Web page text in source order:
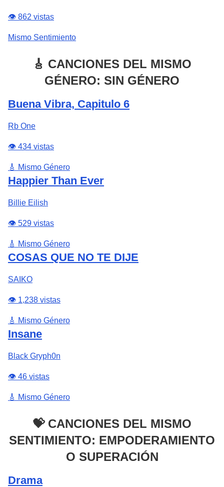
👁️ 862 vistas
Mismo Sentimiento
🎸 CANCIONES DEL MISMO
GÉNERO: SIN GÉNERO
Buena Vibra, Capitulo 6
Rb One
👁️ 434 vistas
🎸 Mismo Género
Happier Than Ever
Billie Eilish
👁️ 529 vistas
🎸 Mismo Género
COSAS QUE NO TE DIJE
SAIKO
👁️ 1,238 vistas
🎸 Mismo Género
Insane
Black Gryph0n
👁️ 46 vistas
🎸 Mismo Género
💝 CANCIONES DEL MISMO
SENTIMIENTO: EMPODERAMIENTO
O SUPERACIÓN
Drama